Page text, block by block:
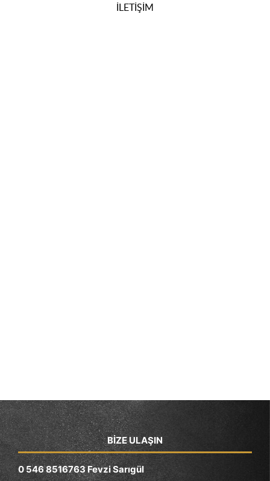
İLETIŞIM
BIZE ULAŞIN
0 546 8516763 Fevzi Sarıgül